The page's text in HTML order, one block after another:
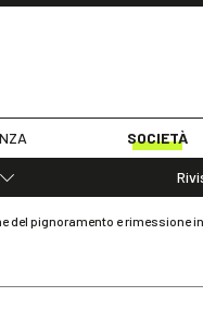
SOCIETÀ
del pignoramento e rimessione